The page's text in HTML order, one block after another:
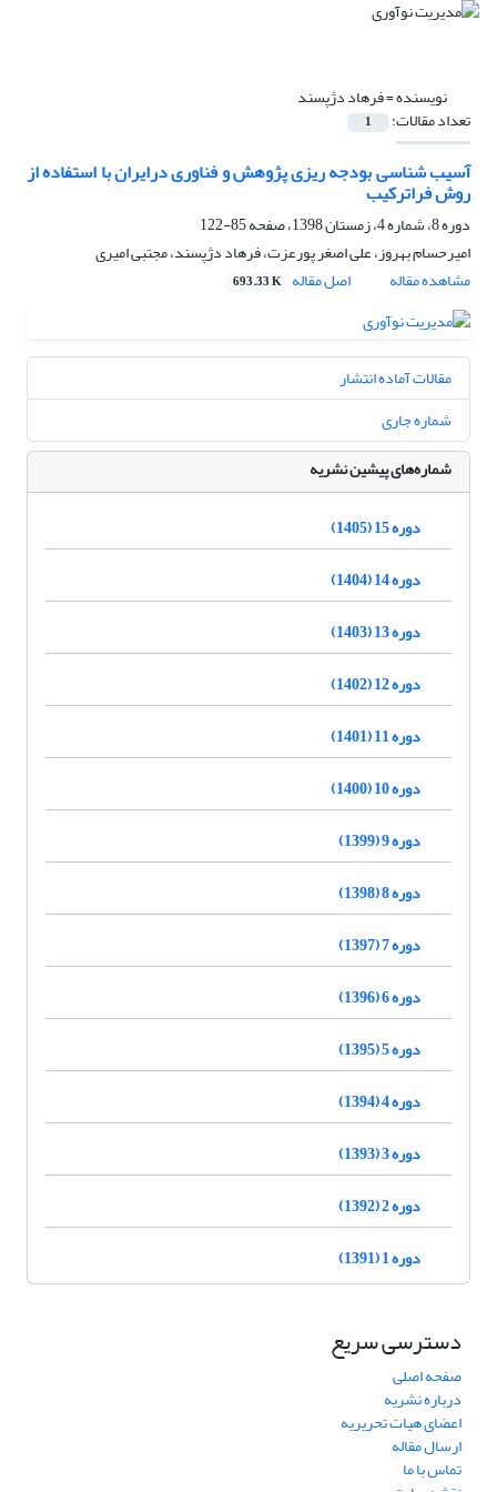
نویسنده =فرهاد دژپسند
تعداد مقالات: 1
آسیب شناسی بودجه ریزی پژوهش و فناوری درایران ﺑﺎ اﺳﺘﻔﺎده از
روش ﻓﺮاﺗﺮﮐﯿﺐ
دوره 8، شماره 4، زمستان 1398، صفحه
85-122
امیرحسام بهروز، علی اصغر پورعزت، فرهاد دژپسند، مجتبی امیری
مشاهده مقاله
اصل مقاله 693.33 K
مقالات آماده انتشار
شماره جاری
شماره‌های پیشین نشریه
دوره 15 (1405)
دوره 14 (1404)
دوره 13 (1403)
دوره 12 (1402)
دوره 11 (1401)
دوره 10 (1400)
دوره 9 (1399)
دوره 8 (1398)
دوره 7 (1397)
دوره 6 (1396)
دوره 5 (1395)
دوره 4 (1394)
دوره 3 (1393)
دوره 2 (1392)
دوره 1 (1391)
دسترسی سریع
صفحه اصلی
درباره نشریه
اعضای هیات تحریریه
ارسال مقاله
تماس با ما